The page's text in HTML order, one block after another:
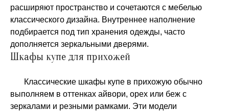
расширяют пространство и сочетаются с мебелью
классического дизайна. Внутреннее наполнение
подбирается под тип хранения одежды, часто
дополняется зеркальными дверями.
Шкафы купе для прихожей
Классические шкафы купе в прихожую обычно
выполняем в оттенках айвори, орех или беж с
зеркалами и резными рамками. Эти модели